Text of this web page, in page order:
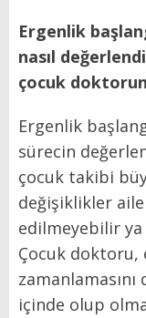
Ergenlik
nasıl
çocuk
Ergenlik
sürecin
çocuk takibi
değişiklikler
edilmeyebilir
Çocuk
içinde olup